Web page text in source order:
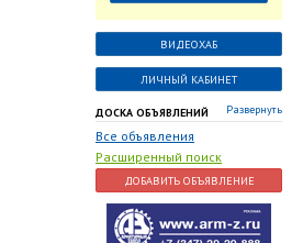
ВИДЕОХАБ
ЛИЧНЫЙ КАБИНЕТ
ДОСКА ОБЪЯВЛЕНИЙ Развернуть
Все объявления
Расширенный поиск
ДОБАВИТЬ ОБЪЯВЛЕНИЕ